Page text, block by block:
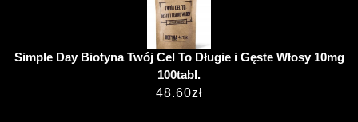
Simple Day Biotyna Twój Cel To Długie i Gęste Włosy 10mg
100tabl.
48.60zł